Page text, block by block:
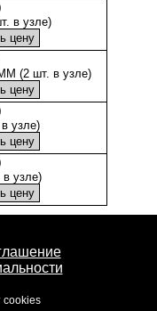
в узле)
(2 шт. в узле)
узле)
узле)
cookies